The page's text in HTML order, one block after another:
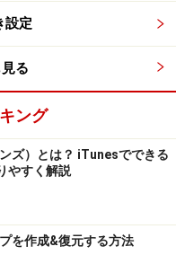
、復元に約15分、さら
りするかわからないの
い替え時にバックアッ
頃から定期的にバック
設定
る
ング
ズ）とは？ iTunesでできる
やすく解説
を作成&復元する方法